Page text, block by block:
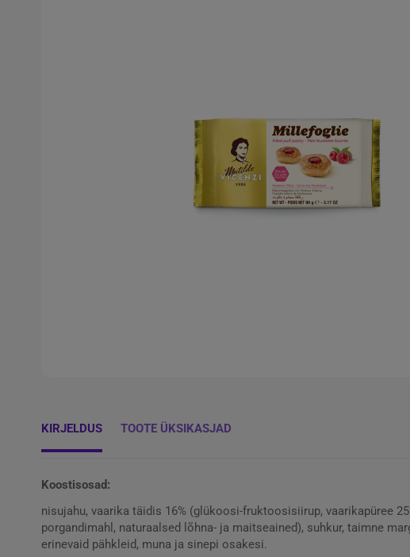
KIRJELDUS TOOTE ÜKSIKASJAD
Koostisosad:
nisujahu, vaarika täidis 16% (glükoosi-fruktoosisiirup, vaarikapüree
porgandimahl, naturaalsed lõhna- ja maitseained), suhkur, taimne
erinevaid pähkleid, muna ja sinepi osakesi.